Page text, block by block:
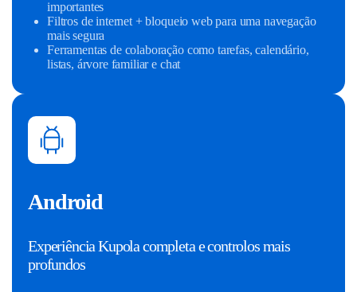
importantes
Filtros de internet + bloqueio web para uma navegação
mais segura
Ferramentas de colaboração como tarefas, calendário,
listas, árvore familiar e chat
Android
Experiência Kupola completa e controlos mais
profundos